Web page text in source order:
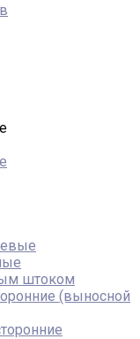
штоком
(выносной